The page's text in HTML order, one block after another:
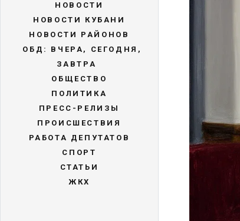
НОВОСТИ
НОВОСТИ КУБАНИ
НОВОСТИ РАЙОНОВ
ОБД: ВЧЕРА, СЕГОДНЯ,
ЗАВТРА
ОБЩЕСТВО
ПОЛИТИКА
ПРЕСС-РЕЛИЗЫ
ПРОИСШЕСТВИЯ
РАБОТА ДЕПУТАТОВ
СПОРТ
СТАТЬИ
ЖКХ